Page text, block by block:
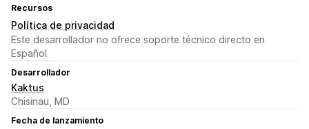
Recursos
Política de privacidad
Este desarrollador no ofrece soporte técnico directo en
Español.
Desarrollador
Kaktus
Chisinau, MD
Fecha de lanzamiento